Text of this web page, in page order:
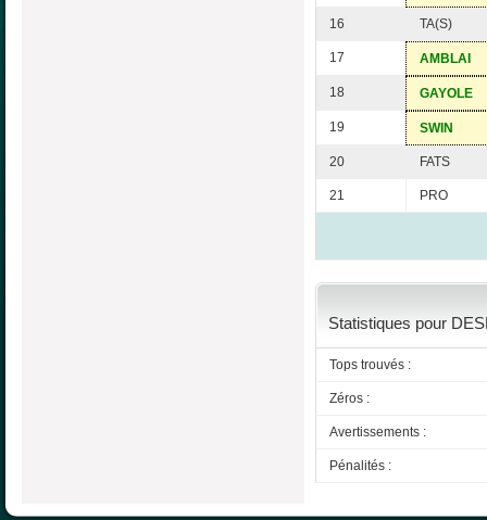
16 TA(S)
17 AMBLAI
18 GAYOLE
19 SWIN
20 FATS
21 PRO
Statistiques pour
Tops trouvés :
Zéros :
Avertissements :
Pénalités :